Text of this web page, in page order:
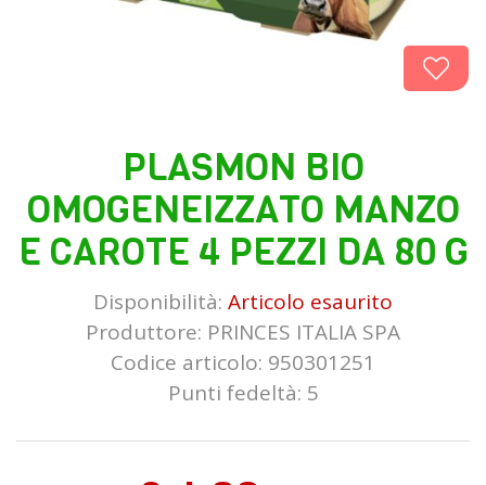
PLASMON BIO
OMOGENEIZZATO MANZO
E CAROTE 4 PEZZI DA 80 G
Disponibilità: Articolo esaurito
Produttore: PRINCES ITALIA SPA
Codice articolo: 950301251
Punti fedeltà: 5